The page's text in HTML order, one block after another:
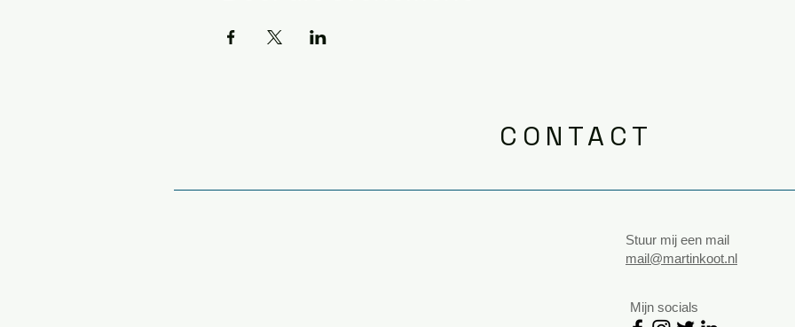
CONTACT
Stuur mij een mail
mail@martinkoot.nl
Mijn socials